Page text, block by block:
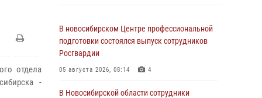
отдела
-
В новосибирском Центре профессиональной
подготовки состоялся выпуск сотрудников
Росгвардии
05 августа 2026, 08:14 4
В Новосибирской области сотрудники